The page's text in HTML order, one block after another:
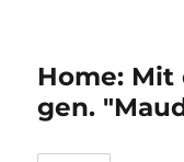
Home:
gen.